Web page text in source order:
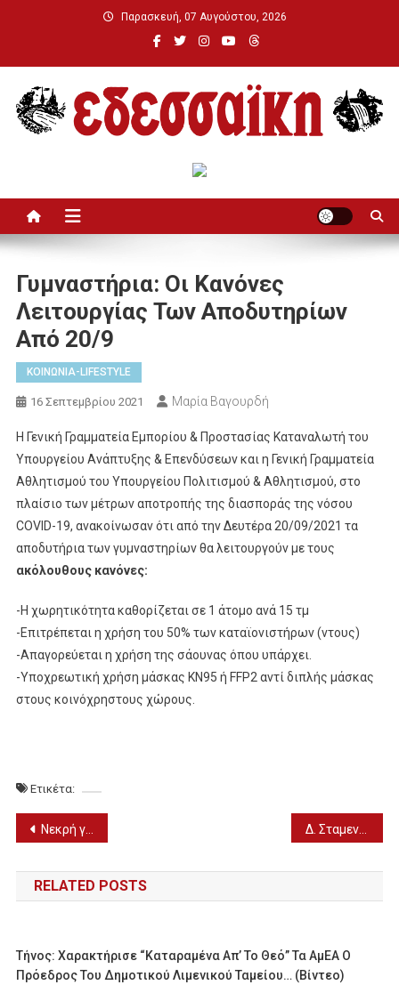
Παρασκευή, 07 Αυγούστου, 2026
Γυμναστήρια: Οι Κανόνες
Λειτουργίας Των Αποδυτηρίων
Από 20/9
ΚΟΙΝΩΝΙΑ-LIFESTYLE
16 Σεπτεμβρίου 2021 Μαρία Βαγουρδή
Η Γενική Γραμματεία Εμπορίου & Προστασίας Καταναλωτή του
Υπουργείου Ανάπτυξης & Επενδύσεων και η Γενική Γραμματεία
Αθλητισμού του Υπουργείου Πολιτισμού & Αθλητισμού, στο
πλαίσιο των μέτρων αποτροπής της διασποράς της νόσου
COVID-19, ανακοίνωσαν ότι από την Δευτέρα 20/09/2021 τα
αποδυτήρια των γυμναστηρίων θα λειτουργούν με τους
ακόλουθους κανόνες:
-Η χωρητικότητα καθορίζεται σε 1 άτομο ανά 15 τμ
-Επιτρέπεται η χρήση του 50% των καταϊονιστήρων (ντους)
-Απαγορεύεται η χρήση της σάουνας όπου υπάρχει.
-Υποχρεωτική χρήση μάσκας KN95 ή FFP2 αντί διπλής μάσκας
στους κοινόχρηστους χώρους.
Ετικέτα:
Πλοήγηση
άρθρων
Νεκρή γυναίκα από φωτιά μέσα στο σπίτι της
RELATED POSTS
Τήνος: Χαρακτήρισε “καταραμένα Απ’ Το Θεό” Τα ΑμΕΑ Ο
Πρόεδρος Του Δημοτικού Λιμενικού Ταμείου… (βίντεο)